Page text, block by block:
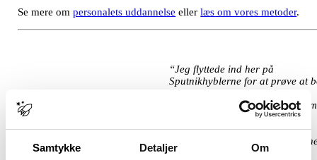
Samtykke Detaljer Om
Se mere ompersonalets uddannelse ellerlæs om vores metoder.
“Jeg flyttede ind her på
Sputnikhyblerne for at prøve at
blevet mere selvstændig. (…) Som
helhed, synes jeg, alt er fedt på
Hyblerne. Men det fedeste er, at
jeg har bygget en masse
op.”